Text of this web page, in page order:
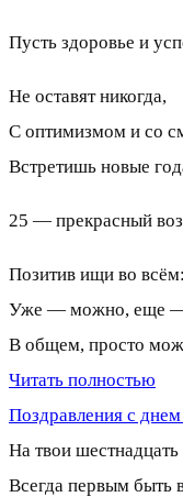
Пусть здоровье и
Не оставят никогда,
С оптимизмом и со
Встретишь новые
25 — прекрасный
Позитив ищи во всём:
Уже — можно, еще
В общем, просто
Читать полностью
Поздравления с
На твои шестнадцать
Всегда первым быть